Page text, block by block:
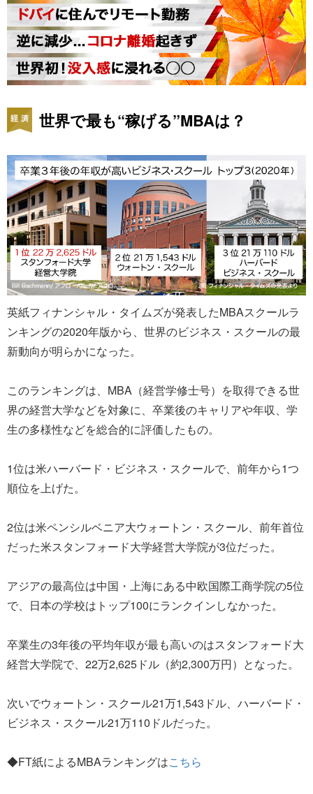
世界で最も“稼げる”MBAは？
英紙フィナンシャル・タイムズが発表したMBAスクールラ
ンキングの2020年版から、世界のビジネス・スクールの最
新動向が明らかになった。
このランキングは、MBA（経営学修士号）を取得できる世
界の経営大学などを対象に、卒業後のキャリアや年収、学
生の多様性などを総合的に評価したもの。
1位は米ハーバード・ビジネス・スクールで、前年から1つ
順位を上げた。
2位は米ペンシルベニア大ウォートン・スクール、前年首位
だった米スタンフォード大学経営大学院が3位だった。
アジアの最高位は中国・上海にある中欧国際工商学院の5位
で、日本の学校はトップ100にランクインしなかった。
卒業生の3年後の平均年収が最も高いのはスタンフォード大
経営大学院で、22万2,625ドル（約2,300万円）となった。
次いでウォートン・スクール21万1,543ドル、ハーバード・
ビジネス・スクール21万110ドルだった。
◆FT紙によるMBAランキングはこちら